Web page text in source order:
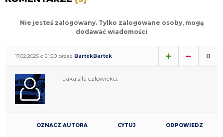
Nie jesteś zalogowany. Tylko zalogowane osoby, mogą
dodawać wiadomości
17.02.2025 o 21:29 przez BartekBartek 0
Jaka siła człowieku.
OZNACZ AUTORA CYTUJ ODPOWIEDZ